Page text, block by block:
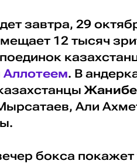
завтра, 29
12 тысяч
поединок
. В
Али
бокса покажет